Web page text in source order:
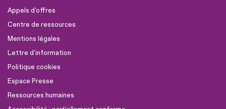
Appels d'offres
Centre de ressources
Mentions légales
Lettre d'information
Politique cookies
Espace Presse
Ressources humaines